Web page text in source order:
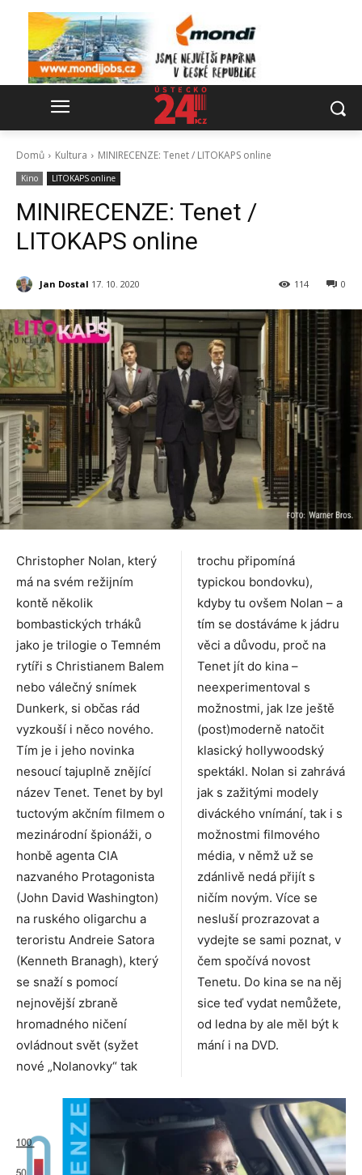
Domů Kultura MINIRECENZE: Tenet / LITOKAPS online
Kino LITOKAPS online
MINIRECENZE: Tenet /
LITOKAPS online
Jan Dostal 17. 10. 2020 0
114
Christopher Nolan, který
má na svém režijním
kontě několik
bombastických trháků
jako je trilogie o Temném
rytíři s Christianem Balem
nebo válečný snímek
Dunkerk, si občas rád
vyzkouší i něco nového.
Tím je i jeho novinka
nesoucí tajuplně znějící
název Tenet. Tenet by byl
tuctovým akčním filmem o
mezinárodní špionáži, o
honbě agenta CIA
nazvaného Protagonista
(John David Washington)
na ruského oligarchu a
teroristu Andreie Satora
(Kenneth Branagh), který
se snaží s pomocí
nejnovější zbraně
hromadného ničení
ovládnout svět (syžet
nové „Nolanovky“ tak
trochu připomíná
typickou bondovku),
kdyby tu ovšem Nolan – a
tím se dostáváme k jádru
věci a důvodu, proč na
Tenet jít do kina –
neexperimentoval s
možnostmi, jak lze ještě
(post)moderně natočit
klasický hollywoodský
spektákl. Nolan si zahrává
jak s zažitými modely
diváckého vnímání, tak i s
možnostmi filmového
média, v němž už se
zdánlivě nedá přijít s
ničím novým. Více se
nesluší prozrazovat a
vydejte se sami poznat, v
čem spočívá novost
Tenetu. Do kina se na něj
sice teď vydat nemůžete,
od ledna by ale měl být k
mání i na DVD.